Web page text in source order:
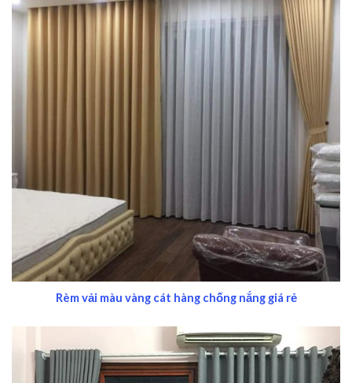
Rèm vải màu vàng cát hàng chống nắng giá rẻ